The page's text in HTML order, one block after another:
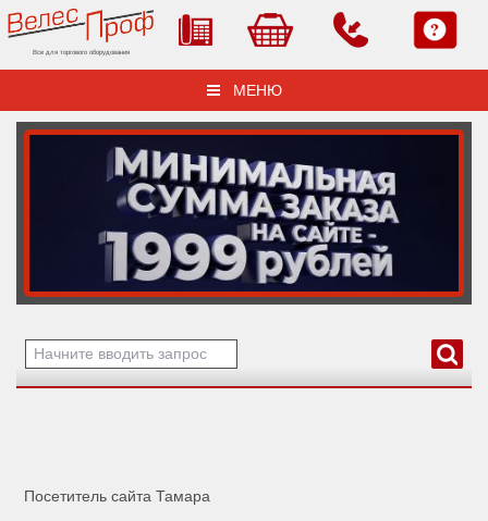
Все для торгового оборудования
МЕНЮ
Посетитель сайта Тамара